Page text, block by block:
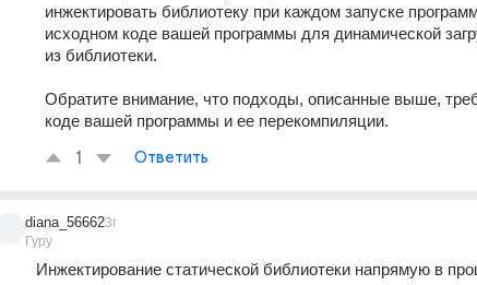
инжектировать библиотеку при каждом запуске
исходном коде вашей программы для динамической
из библиотеки.
Обратите внимание, что подходы, описанные выше,
коде вашей программы и ее перекомпиляции.
1 Ответить
diana_56662
Гуру
3г
Инжектирование статической библиотеки напрямую в